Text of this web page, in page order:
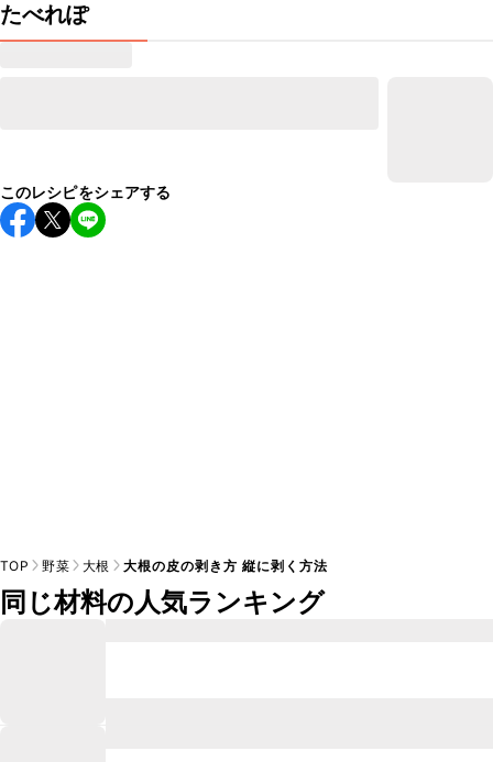
たべれぽ
このレシピをシェアする
TOP 野菜 大根 大根の皮の剥き方 縦に剥く方法
同じ材料の人気ランキング